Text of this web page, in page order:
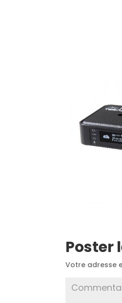
Poster
Votre adresse